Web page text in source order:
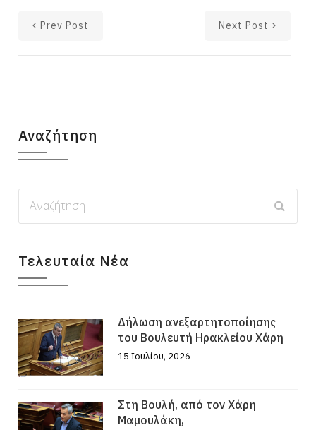
Prev Post Next Post
Αναζήτηση
Τελευταία Νέα
Δήλωση ανεξαρτητοποίησης
του Βουλευτή Ηρακλείου Χάρη
15 Ιουλίου, 2026
Στη Βουλή, από τον Χάρη
Μαμουλάκη,